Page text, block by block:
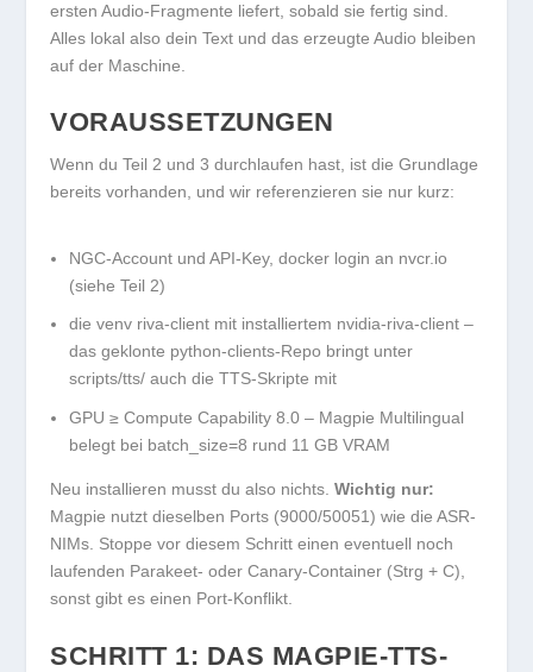
ersten Audio-Fragmente liefert, sobald sie fertig sind.
Alles lokal also dein Text und das erzeugte Audio bleiben
auf der Maschine.
VORAUSSETZUNGEN
Wenn du Teil 2 und 3 durchlaufen hast, ist die Grundlage
bereits vorhanden, und wir referenzieren sie nur kurz:
NGC-Account und API-Key,docker login an nvcr.io
(siehe Teil 2)
die venv riva-client mit installiertem nvidia-riva-client –
das geklonte python-clients-Repo bringt unter
scripts/tts/ auch die TTS-Skripte mit
GPU ≥ Compute Capability 8.0 – Magpie Multilingual
belegt bei batch_size=8 rund 11 GB VRAM
Neu installieren musst du also nichts.Wichtig nur:
Magpie nutzt dieselben Ports (9000/50051) wie die ASR-
NIMs. Stoppe vor diesem Schritt einen eventuell noch
laufenden Parakeet- oder Canary-Container (Strg + C),
sonst gibt es einen Port-Konflikt.
SCHRITT 1: DAS MAGPIE-TTS-